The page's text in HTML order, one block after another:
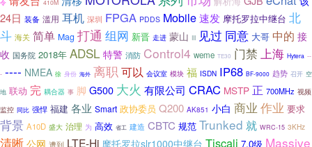
令 410M
24日 装备 滥用 耳机 深圳 FPGA PDDS Mobile速发 摩托罗拉中继台 北
斗 海关 简单 Mag 打通 组网 新晋 走进 蒙山 III 见过 同意 大哥 中的 接
收 国务院 2018年 ADSL 特警 消防 Control4 weme TE30 门禁 上海 Hytera --
- ---- NMEA 徐 身份 海外 离职 可以 会议室 模块 福 ISDN IP68 BF-9000 趋势 召开 空
地 联动 完 耦合器 事 脚 G500 大火 有限公司 CRAC MSTP 正 700MHz 视频
监控 同比 强悍 福建 各业 Smart 政协委员 Q200 AK851 小白 商业 作业 要求
背景 A10D 盛大 治理 为 高效 省工 建造 CBTC 规范 Trunked 就 WRC-15 3KHz
清晰 公网 遭到 LTE-Hi 摩托罗拉slr1000中继台 Tiscali 7.0级 Massive